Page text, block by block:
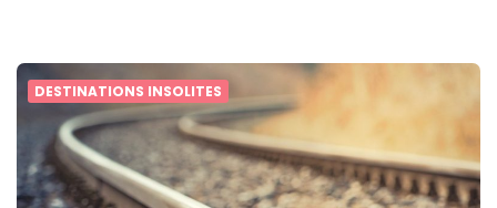
DESTINATIONS INSOLITES